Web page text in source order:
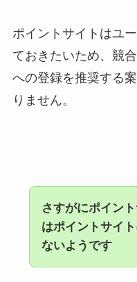
ポイントサイトはユ
ておきたいため、競
への登録を推奨する
りません。
さすがにポイン
はポイントサイ
ないようです